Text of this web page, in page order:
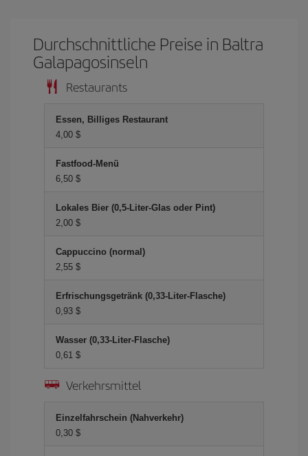
Durchschnittliche Preise in Baltra
Galapagosinseln
Restaurants
Essen, Billiges Restaurant
4,00 $
Fastfood-Menü
6,50 $
Lokales Bier (0,5-Liter-Glas oder Pint)
2,00 $
Cappuccino (normal)
2,55 $
Erfrischungsgetränk (0,33-Liter-Flasche)
0,93 $
Wasser (0,33-Liter-Flasche)
0,61 $
Verkehrsmittel
Einzelfahrschein (Nahverkehr)
0,30 $